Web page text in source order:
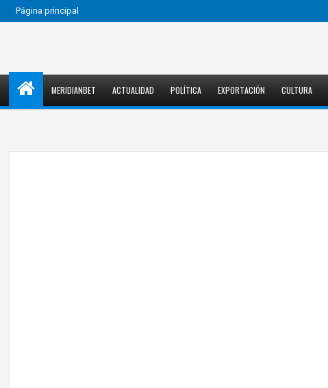
Página principal
MERIDIANBET ACTUALIDAD POLÍTICA EXPORTACIÓN CULTURA